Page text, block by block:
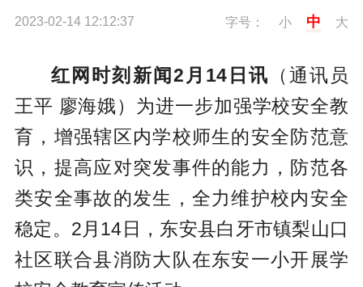
2023-02-14 12:12:37 字号： 小 中 大
红网时刻新闻2月14日讯 （通讯员
王平 廖海娥）为进一步加强学校安全教
育，增强辖区内学校师生的安全防范意
识，提高应对突发事件的能力，防范各
类安全事故的发生，全力维护校内安全
稳定。2月14日，东安县白牙市镇梨山口
社区联合县消防大队在东安一小开展学